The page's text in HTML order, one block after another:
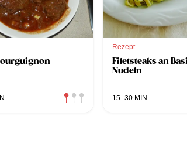
Rezept
Filetsteaks an
Nudeln
15–30 MIN